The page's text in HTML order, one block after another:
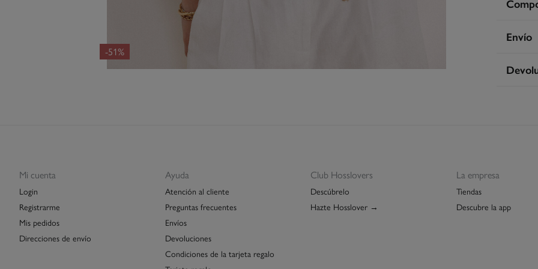
-51%
Envío
Días
Mi cuenta
Login
Registrarme
Mis pedidos
Direcciones de envío
Ayuda
Atención al cliente
Preguntas frecuentes
Envíos
Devoluciones
Condiciones de la tarjeta regalo
Club Hosslovers
Descúbrelo
Hazte Hosslover →
La empresa
Tiendas
Descubre la app